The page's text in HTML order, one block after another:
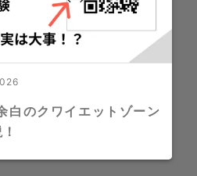
白のクワイエットゾーン